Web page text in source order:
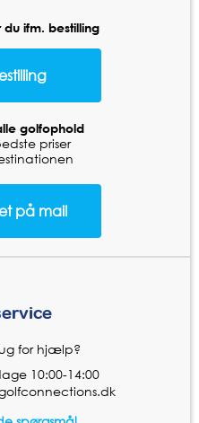
ifm. bestilling
golfophold
priser
for hjælp?
10:00-14:00